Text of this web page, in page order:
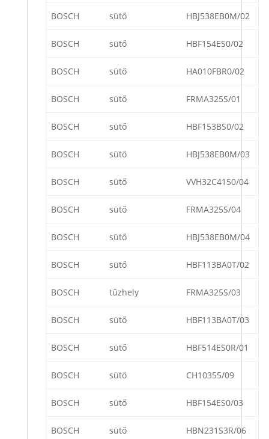
BOSCH sütő HBJ538EB0M/02
BOSCH sütő HBF154ES0/02
BOSCH sütő HA010FBR0/02
BOSCH sütő FRMA325S/01
BOSCH sütő HBF153BS0/02
BOSCH sütő HBJ538EB0M/03
BOSCH sütő VVH32C4150/04
BOSCH sütő FRMA325S/04
BOSCH sütő HBJ538EB0M/04
BOSCH sütő HBF113BA0T/02
BOSCH tűzhely FRMA325S/03
BOSCH sütő HBF113BA0T/03
BOSCH sütő HBF514ES0R/01
BOSCH sütő CH10355/09
BOSCH sütő HBF154ES0/03
BOSCH sütő HBN231S3R/06